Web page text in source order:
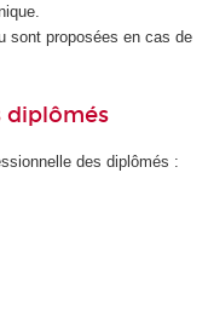
sont proposées en cas de
diplômés
des diplômés :